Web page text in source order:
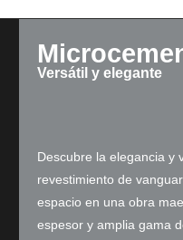
Versátil y elegante
Descubre la elegancia y
revestimiento de
espacio en una obra
espesor y amplia gama